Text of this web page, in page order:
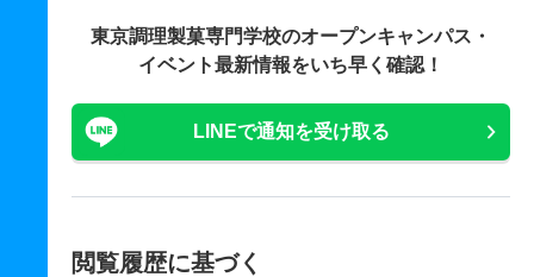
東京調理製菓専門学校のオープンキャンパス・
イベント最新情報をいち早く確認！
LINEで通知を受け取る
閲覧履歴に基づく